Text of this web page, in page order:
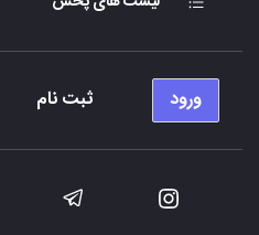
ورود ثبت نام